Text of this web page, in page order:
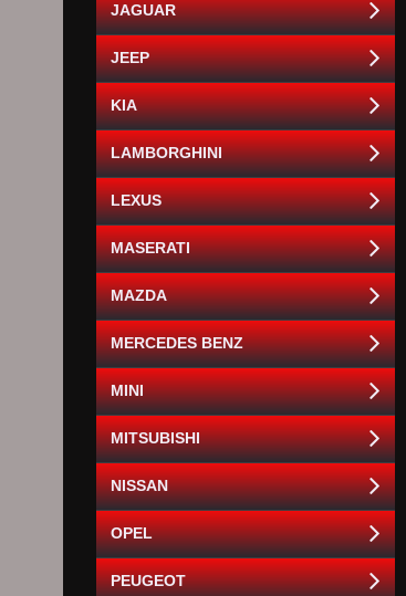
JAGUAR
JEEP
KIA
LAMBORGHINI
LEXUS
MASERATI
MAZDA
MERCEDES BENZ
MINI
MITSUBISHI
NISSAN
OPEL
PEUGEOT